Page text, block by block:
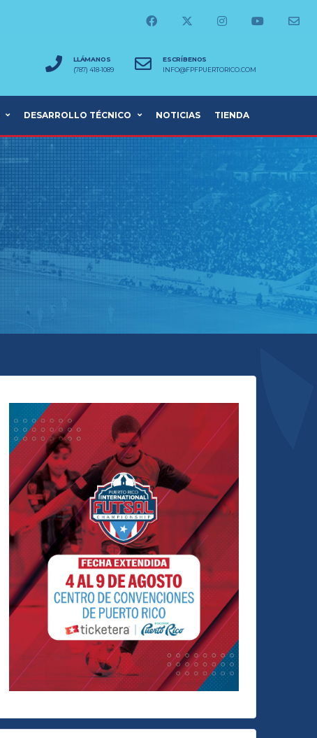
LLÁMANOS
(787) 418-1089
ESCRÍBENOS
INFO@FPFPUERTORICO.COM
DESARROLLO TÉCNICO NOTICIAS TIENDA